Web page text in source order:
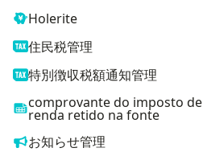
Holerite
住民税管理
特別徴収税額通知管理
comprovante do imposto de
renda retido na fonte
お知らせ管理